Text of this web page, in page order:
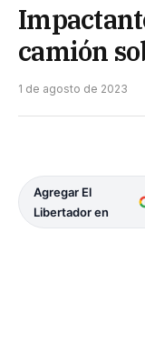
camión
1 de agosto de 2023
Agregar El
Libertador en